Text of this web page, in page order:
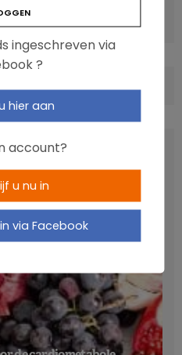
ingeschreven via
?
hier aan
account?
u nu in
via Facebook